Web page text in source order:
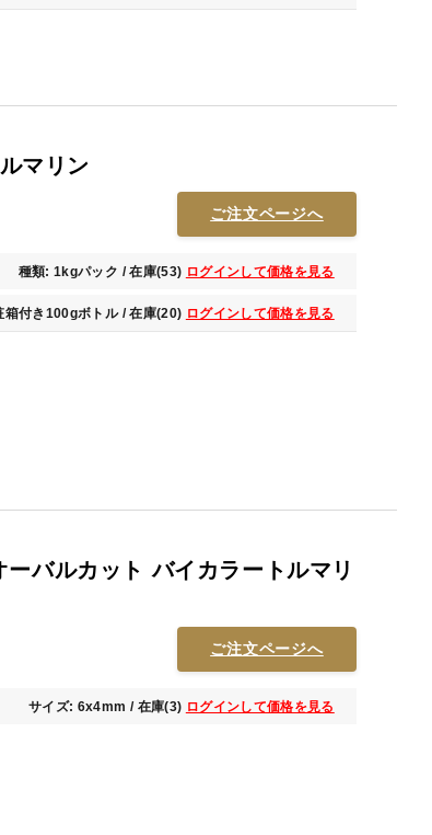
マリン
ご注文ページへ
種類: 1kgパック / 在庫(53) ログインして価格を見る
箱付き100gボトル / 在庫(20) ログインして価格を見る
バルカット バイカラートルマリ
ご注文ページへ
サイズ: 6x4mm / 在庫(3) ログインして価格を見る